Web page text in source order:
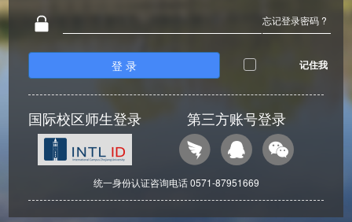
忘记登录密码 ?
登 录 记住我
国际校区师生登录 第三方账号登录
统一身份认证咨询电话 0571-87951669